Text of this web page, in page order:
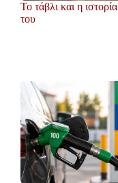
Το τάβλι και η ιστορία
του